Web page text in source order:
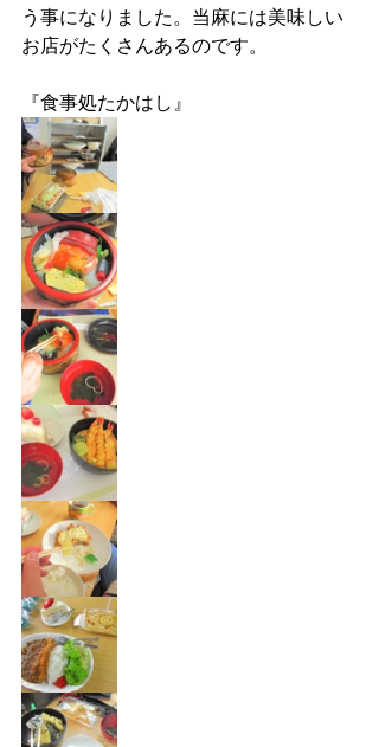
う事になりました。当麻には美味しい
お店がたくさんあるのです。
『食事処たかはし』